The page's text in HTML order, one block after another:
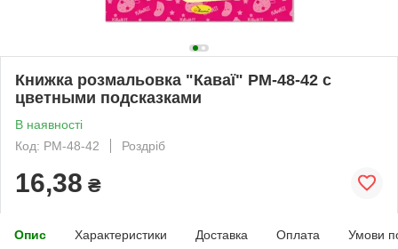
Книжка розмальовка "Каваї" РМ-48-42 с
цветными подсказками
В наявності
Код: РМ-48-42
Роздріб
16,38 ₴
Опис Характеристики Доставка Оплата Умови